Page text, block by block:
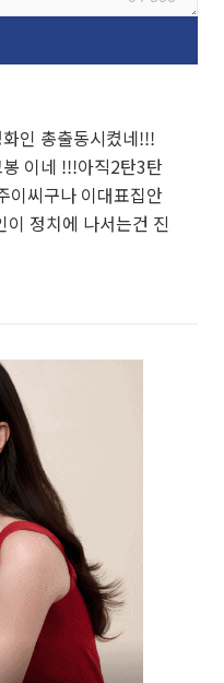
인 총출동시켰네!!!
이네 !!!아직2탄3탄
이씨구나 이대표집안
이 정치에 나서는건 진